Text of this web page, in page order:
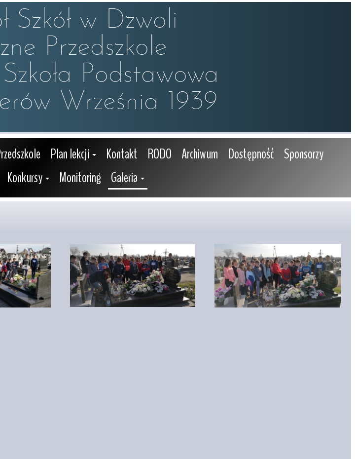
Szkół w Dzwoli
Przedszkole
Podstawowa
Września 1939
Plan lekcji Kontakt RODO Archiwum Dostępność Sponsorzy
Konkursy Monitoring Galeria